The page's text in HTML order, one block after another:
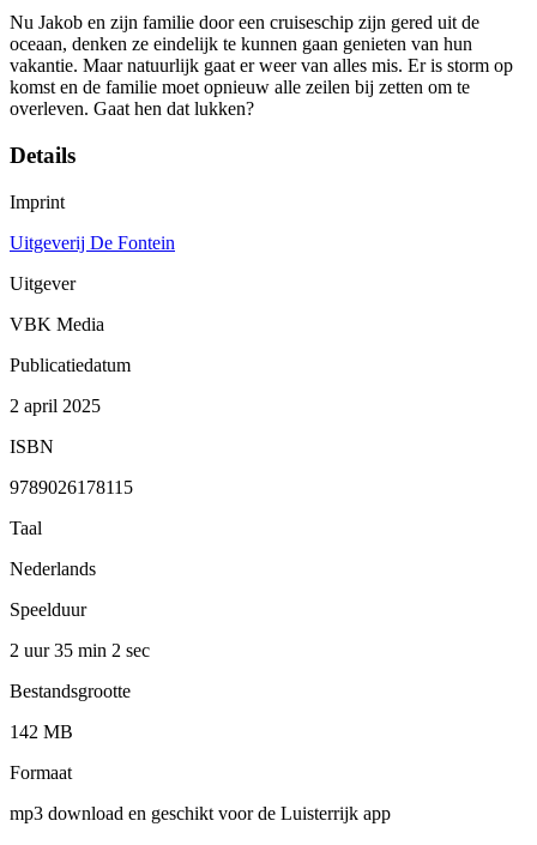
Nu Jakob en zijn familie door een cruiseschip zijn gered uit de
oceaan, denken ze eindelijk te kunnen gaan genieten van hun
vakantie. Maar natuurlijk gaat er weer van alles mis. Er is storm op
komst en de familie moet opnieuw alle zeilen bij zetten om te
overleven. Gaat hen dat lukken?
Details
Imprint
Uitgeverij De Fontein
Uitgever
VBK Media
Publicatiedatum
2 april 2025
ISBN
9789026178115
Taal
Nederlands
Speelduur
2 uur 35 min 2 sec
Bestandsgrootte
142 MB
Formaat
mp3 download en geschikt voor de Luisterrijk app